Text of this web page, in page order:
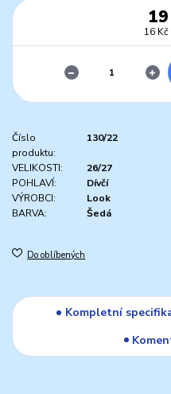
16 Kč
Číslo
produktu:
130/22
VELIKOSTI:
26/27
POHLAVÍ:
Dívčí
VÝROBCI:
Look
BARVA:
Šedá
Do oblíbených
Kompletní